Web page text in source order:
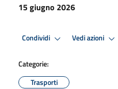
15 giugno 2026
Condividi Vedi azioni
Categorie:
Trasporti